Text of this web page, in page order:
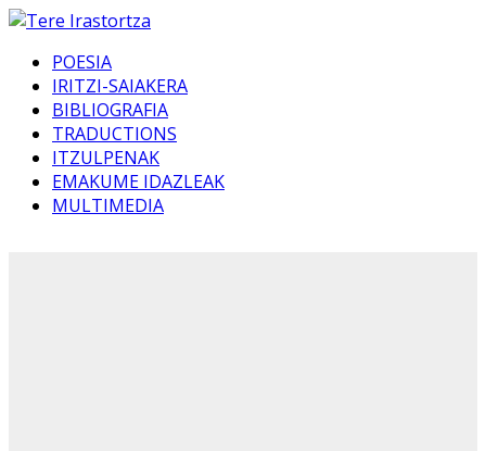
POESIA
IRITZI-SAIAKERA
BIBLIOGRAFIA
TRADUCTIONS
ITZULPENAK
EMAKUME IDAZLEAK
MULTIMEDIA